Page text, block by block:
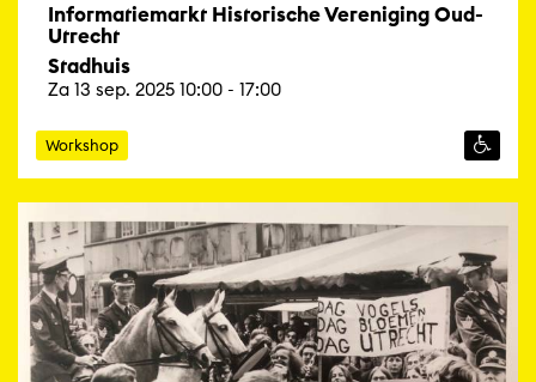
Informatiemarkt Historische Vereniging Oud-
Utrecht
Stadhuis
Za 13 sep. 2025 10:00 - 17:00
Workshop